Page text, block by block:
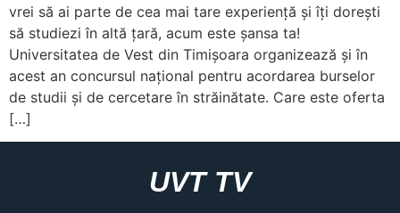
vrei să ai parte de cea mai tare experiență și îți dorești
să studiezi în altă țară, acum este șansa ta!
Universitatea de Vest din Timișoara organizează și în
acest an concursul național pentru acordarea burselor
de studii și de cercetare în străinătate. Care este oferta
[…]
UVT TV